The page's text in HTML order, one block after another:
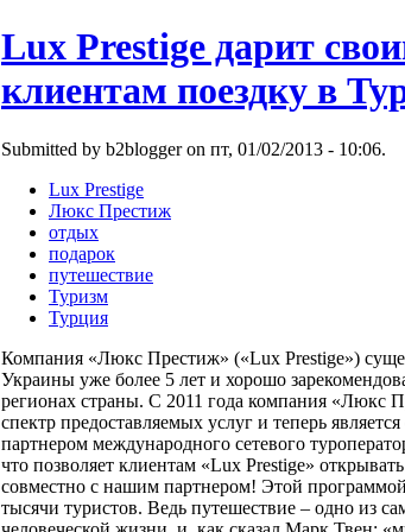
Lux Prestige дарит
клиентам поездку в
Submitted by b2blogger on пт, 01/02/2013 - 10:06.
Lux Prestige
Люкс Престиж
отдых
подарок
путешествие
Туризм
Турция
Компания «Люкс Престиж» («Lux Prestige»)
Украины уже более 5 лет и хорошо
регионах страны. С 2011 года компания «Люкс
спектр предоставляемых услуг и теперь
партнером международного сетевого
что позволяет клиентам «Lux Prestige»
совместно с нашим партнером! Этой
тысячи туристов. Ведь путешествие – одно из